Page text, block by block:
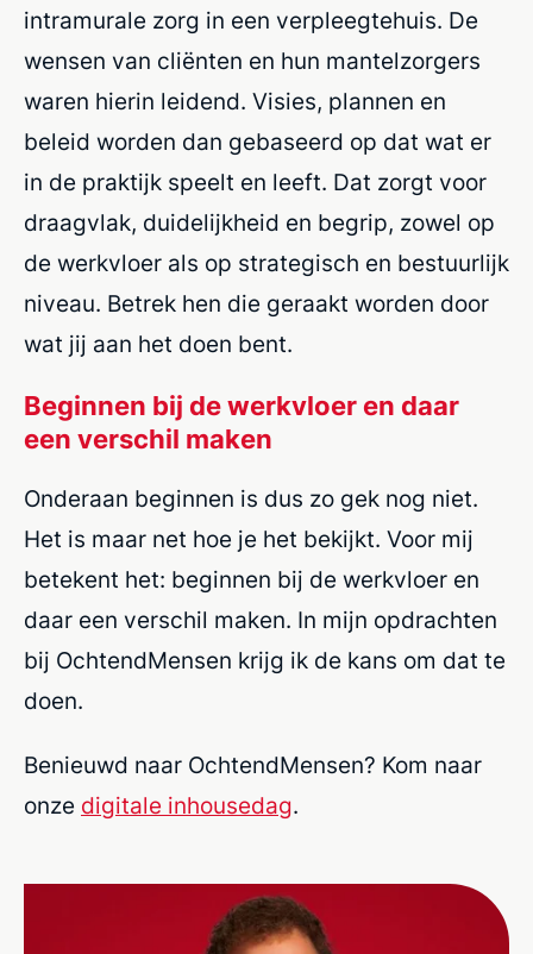
intramurale zorg in een verpleegtehuis. De
wensen van cliënten en hun mantelzorgers
waren hierin leidend. Visies, plannen en
beleid worden dan gebaseerd op dat wat er
in de praktijk speelt en leeft. Dat zorgt voor
draagvlak, duidelijkheid en begrip, zowel op
de werkvloer als op strategisch en bestuurlijk
niveau. Betrek hen die geraakt worden door
wat jij aan het doen bent.
Beginnen bij de werkvloer en daar
een verschil maken
Onderaan beginnen is dus zo gek nog niet.
Het is maar net hoe je het bekijkt. Voor mij
betekent het: beginnen bij de werkvloer en
daar een verschil maken. In mijn opdrachten
bij OchtendMensen krijg ik de kans om dat te
doen.
Benieuwd naar OchtendMensen? Kom naar
onze digitale inhousedag.